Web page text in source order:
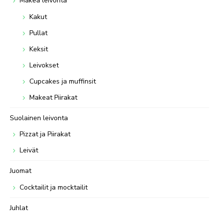
Kakut
Pullat
Keksit
Leivokset
Cupcakes ja muffinsit
Makeat Piirakat
Suolainen leivonta
Pizzat ja Piirakat
Leivät
Juomat
Cocktailit ja mocktailit
Juhlat